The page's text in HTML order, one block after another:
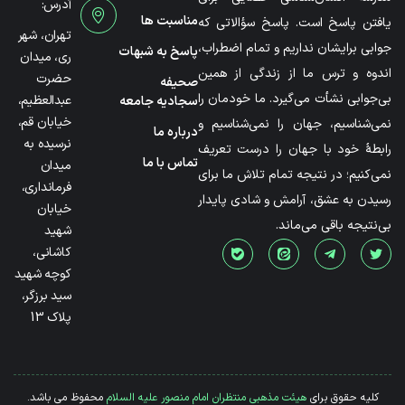
یافتن پاسخ است. پاسخ سؤالاتی که
جوابی برایشان نداریم و تمام اضطراب،
اندوه و ترس ما از زندگی از همین
بی‌جوابی نشأت می‌گیرد. ما خودمان را
نمی‌شناسیم، جهان را نمی‌شناسیم و
رابطۀ خود با جهان را درست تعریف
نمی‌کنیم؛ در نتیجه تمام تلاش ما برای
رسیدن به عشق، آرامش و شادی پایدار
بی‌نتیجه باقی می‌ماند.
مناسبت ها
پاسخ به شبهات
صحیفه
سجادیه جامعه
درباره ما
تماس با ما
آدرس:
تهران، شهر
ری، میدان
حضرت
عبدالعظیم،
خیابان قم،
نرسیده به
میدان
فرمانداری،
خیابان
شهید
کاشانی،
کوچه شهید
سید برزگر،
پلاک 13
کلیه حقوق برایهیئت مذهبی منتظران امام منصور علیه السلاممحفوظ می باشد.